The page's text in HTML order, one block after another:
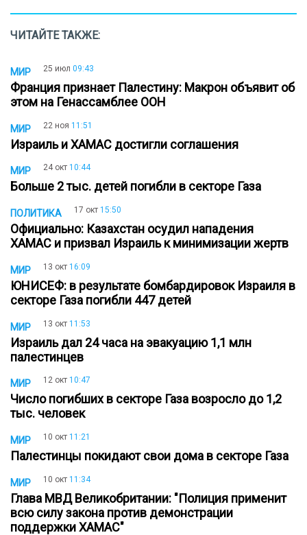
ЧИТАЙТЕ ТАКЖЕ:
МИР 25 июл 09:43
Франция признает Палестину: Макрон объявит об
этом на Генассамблее ООН
МИР 22 ноя 11:51
Израиль и ХАМАС достигли соглашения
МИР 24 окт 10:44
Больше 2 тыс. детей погибли в секторе Газа
ПОЛИТИКА 17 окт 15:50
Официально: Казахстан осудил нападения
ХАМАС и призвал Израиль к минимизации жертв
МИР 13 окт 16:09
ЮНИСЕФ: в результате бомбардировок Израиля в
секторе Газа погибли 447 детей
МИР 13 окт 11:53
Израиль дал 24 часа на эвакуацию 1,1 млн
палестинцев
МИР 12 окт 10:47
Число погибших в секторе Газа возросло до 1,2
тыс. человек
МИР 10 окт 11:21
Палестинцы покидают свои дома в секторе Газа
МИР 10 окт 11:34
Глава МВД Великобритании: "Полиция применит
всю силу закона против демонстрации
поддержки ХАМАС"